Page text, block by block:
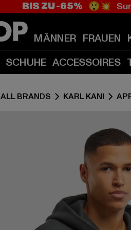
BIS ZU -65% 😲💥
MÄNNER FRAUEN
SCHUHE ACCESSOIRES
ALL BRANDS KARL KANI